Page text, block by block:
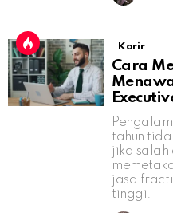
Karir
Cara
tahun
jika salah
jasa
tinggi.